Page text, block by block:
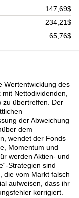
147,69$
234,21$
65,76$
Wertentwicklung des
Nettodividenden,
zu übertreffen. Der
der Abweichung
dem
wendet der Fonds
Momentum und
werden Aktien- und
Strategien sind
die vom Markt falsch
aufweisen, dass ihr
korrigiert.